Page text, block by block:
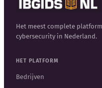
Het meest complete
cybersecurity in Nederland.
HET PLATFORM
Bedrijven